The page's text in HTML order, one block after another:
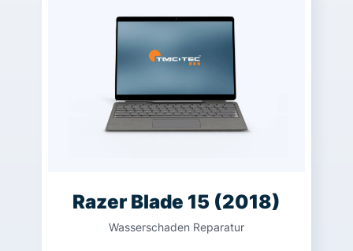
Razer Blade 15 (2018)
Wasserschaden Reparatur